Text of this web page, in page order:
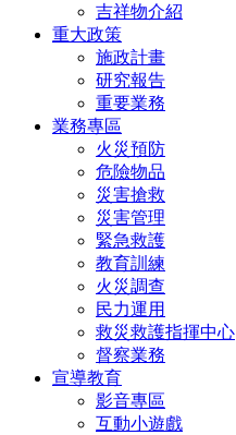
吉祥物介紹
重大政策
施政計畫
研究報告
重要業務
業務專區
火災預防
危險物品
災害搶救
災害管理
緊急救護
教育訓練
火災調查
民力運用
救災救護指揮中心
督察業務
宣導教育
影音專區
互動小遊戲